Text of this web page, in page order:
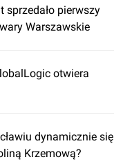
sprzedało pierwszy
Warszawskie
otwiera
dynamicznie się
Krzemową?